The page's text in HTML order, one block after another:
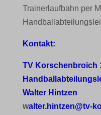
Trainerlaufbahn per
Kontakt:
TV Korschenbroich
Walter Hintzen
walter.hintzen@tv-